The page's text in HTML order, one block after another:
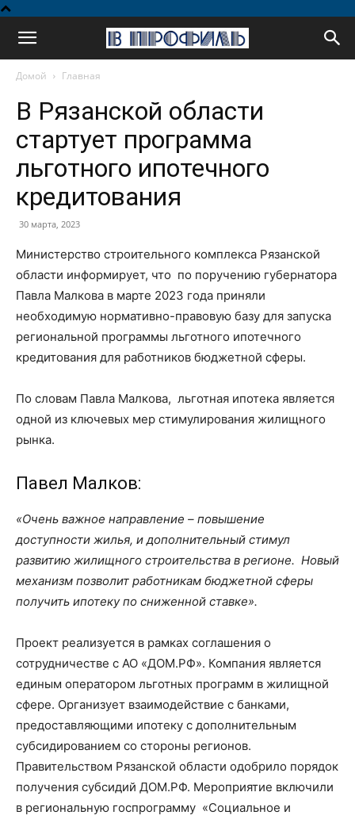
Домой Главная
В Рязанской области
стартует программа
льготного ипотечного
кредитования
30 марта, 2023
Министерство строительного комплекса Рязанской
области информирует, что по поручению губернатора
Павла Малкова в марте 2023 года приняли
необходимую нормативно-правовую базу для запуска
региональной программы льготного ипотечного
кредитования для работников бюджетной сферы.
По словам Павла Малкова, льготная ипотека является
одной из ключевых мер стимулирования жилищного
рынка.
Павел Малков:
«Очень важное направление – повышение
доступности жилья, и дополнительный стимул
развитию жилищного строительства в регионе. Новый
механизм позволит работникам бюджетной сферы
получить ипотеку по сниженной ставке».
Проект реализуется в рамках соглашения о
сотрудничестве с АО «ДОМ.РФ». Компания является
единым оператором льготных программ в жилищной
сфере. Организует взаимодействие с банками,
предоставляющими ипотеку с дополнительным
субсидированием со стороны регионов.
Правительством Рязанской области одобрило порядок
получения субсидий ДОМ.РФ. Мероприятие включили
в региональную госпрограмму «Социальное и